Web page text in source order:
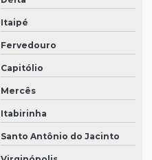
Itaipé
Fervedouro
Capitólio
Mercês
Itabirinha
Santo Antônio do Jacinto